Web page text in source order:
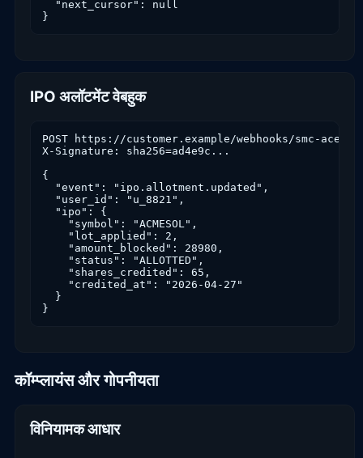
  "next_cursor": null
}
IPO अलॉटमेंट वेबहुक
POST https://customer.example/webhooks/smc-ace/
X-Signature: sha256=ad4e9c...
{
  "event": "ipo.allotment.updated",
  "user_id": "u_8821",
  "ipo": {
    "symbol": "ACMESOL",
    "lot_applied": 2,
    "amount_blocked": 28980,
    "status": "ALLOTTED",
    "shares_credited": 65,
    "credited_at": "2026-04-27"
  }
}
कॉम्प्लायंस और गोपनीयता
विनियामक आधार